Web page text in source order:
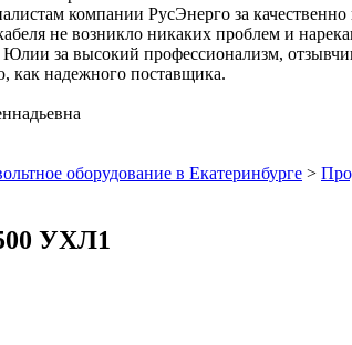
компании РусЭнерго за
не возникло никаких проблем и
за высокий профессионализм,
надежного поставщика.
оборудование в Екатеринбурге >
УХЛ1